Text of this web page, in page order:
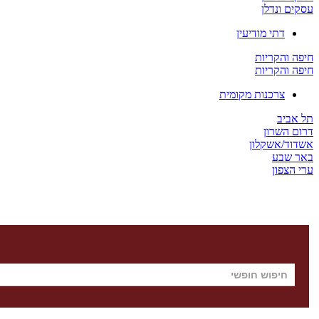
עסקים ונדלן
דתי מודיעין
חיפה והקריות
חיפה והקריות
צרכנות מקומית
תל אביב
דרום השרון
אשדוד/אשקלון
באר שבע
ערי הצפון